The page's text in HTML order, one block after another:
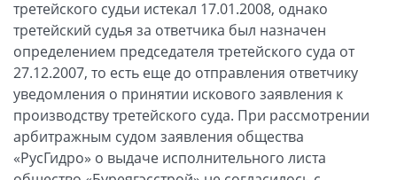
третейского судьи истекал 17.01.2008, однако
третейский судья за ответчика был назначен
определением председателя третейского суда от
27.12.2007, то есть еще до отправления ответчику
уведомления о принятии искового заявления к
производству третейского суда. При рассмотрении
арбитражным судом заявления общества
«РусГидро» о выдаче исполнительного листа